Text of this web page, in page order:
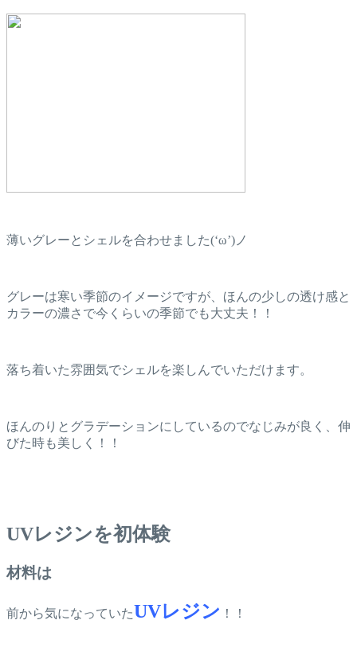
薄いグレーとシェルを合わせました(‘ω’)ノ
グレーは寒い季節のイメージですが、ほんの少しの透け感と
カラーの濃さで今くらいの季節でも大丈夫！！
落ち着いた雰囲気でシェルを楽しんでいただけます。
ほんのりとグラデーションにしているのでなじみが良く、伸
びた時も美しく！！
UVレジンを初体験
材料は
前から気になっていたUVレジン ！！